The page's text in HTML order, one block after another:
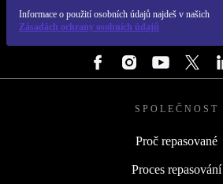
Informace o použití osobních údajů najdeš v našich
Zásadách ochrany osobních údajů
SPOLEČNOST
Proč repasované
Proces repasování